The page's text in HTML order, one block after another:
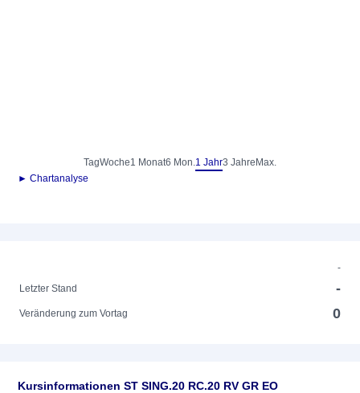
TagWoche1 Monat6 Mon.1 Jahr3 Jahre Max.
► Chartanalyse
-
Letzter Stand
-
Veränderung zum Vortag 0
Kursinformationen ST SING.20 RC.20 RV GR EO